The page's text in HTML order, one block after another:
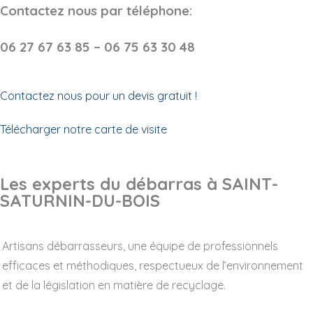
Contactez nous par téléphone:
06 27 67 63 85 – 06 75 63 30 48
Contactez nous pour un devis gratuit !
Télécharger notre carte de visite
Les experts du débarras à SAINT-
SATURNIN-DU-BOIS
Artisans débarrasseurs, une équipe de professionnels
efficaces et méthodiques, respectueux de l’environnement
et de la législation en matière de recyclage.